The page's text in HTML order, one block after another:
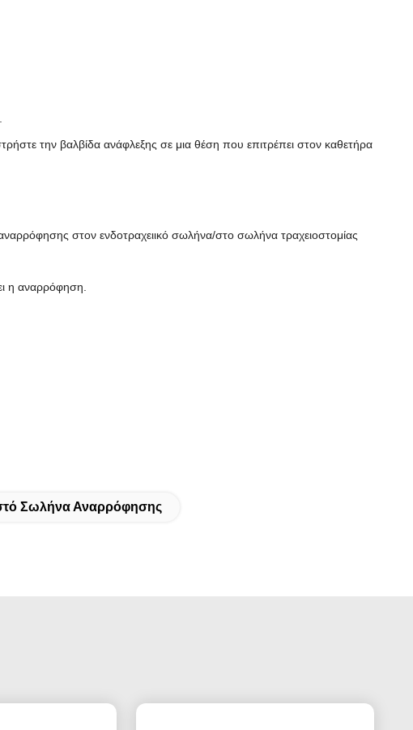
την βαλβίδα ανάφλεξης σε μια θέση που επιτρέπει στον καθετήρα
στον ενδοτραχειικό σωλήνα/στο σωλήνα τραχειοστομίας
η αναρρόφηση.
Σωλήνα Αναρρόφησης